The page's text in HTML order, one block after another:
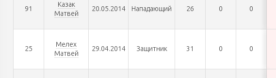
91
Казак
Матвей
20.05.2014 Нападающий 26 0 0
25
Мелех
Матвей
29.04.2014 Защитник 31 0 0